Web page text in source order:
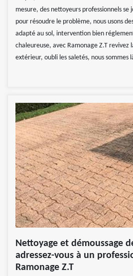
mesure, des nettoyeurs professionnels se
pour résoudre le problème, nous usons
adapté au sol, intervention bien
chaleureuse, avec Ramonage Z.T revivez
extérieur, oubli les saletés, nous sommes
Nettoyage et démoussage
adressez-vous à un
Ramonage Z.T